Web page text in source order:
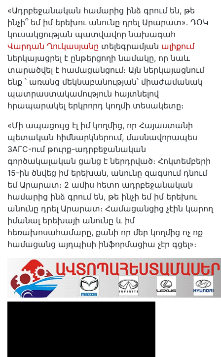
«Ադրբեջանական համարից ինձ գրում են, թե
ինչի՞ եմ իմ երեխու անունը դրել Արարատ»․ ԴՕԿ
կուսակցության պատվավոր նախագահ
Վարդան Ղուկասյանը տելեգրամյան ալիքում
ներկայացրել է ընթերցողի նամակը, որ նաև
տարածվել է համացանցում։ Այն ներկայացնում
ենք ՝ առանց մեկնաբանության՝ միաժամանակ
պատրաստակամություն հայտնելով
հրապարակել երկրորդ կողմի տեսակետը։
«Մի ապացույց էլ իմ կողմից, որ Հայաստանի
պետական հիմնարկներում, մասնավորապես
ЗАГС-ում թուրք-ադրբեջանական
գործակալական ցանց է ներդրված։ Հոկտեմբերի
15-ին ծնվեց իմ երեխան, անունը զագսում դնում
եմ Արարատ։ 2 ամիս հետո ադրբեջանական
համարից ինձ գրում են, թե ինչի եմ իմ երեխու
անունը դրել Արարատ։ Համացանցից չէին կարող
իմանալ երեխայի անունը և իմ
հեռախոսահամարը, քանի որ մեր կողմից ոչ ոք
համացանց այդպիսի ինֆորմացիա չէր գցել»։